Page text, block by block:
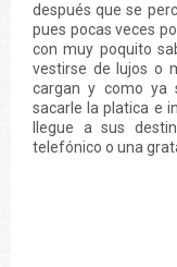
después que se
pues pocas veces
con muy poquito
vestirse de lujos o
cargan y como ya
sacarle la platica e
llegue a sus
telefónico o una